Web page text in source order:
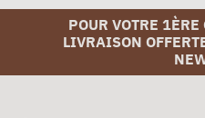
POUR VOTRE
LIVRAISON